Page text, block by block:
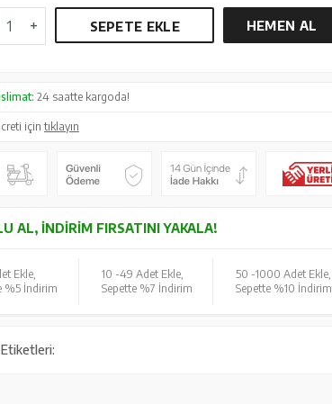
SEPETE EKLE HEMEN AL
24 saatte kargoda!
içintıklayın
AL, İNDIRIM FIRSATINI YAKALA!
Ekle,
%5 İndirim
10 -49 Adet Ekle,
Sepette %7 İndirim
50 -1000 Adet Ekle,
Sepette %10 İndirim